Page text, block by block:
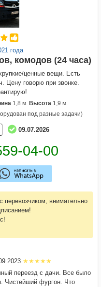
года
комодов (24 часа)
ценные вещи. Есть
Цену говорю при звонке.
1,8 м. Высота 1,9 м.
под разные задачи)
09.07.2026
перевозчиком, внимательно
переезд с дачи. Все было
Чистейший фургон. Что